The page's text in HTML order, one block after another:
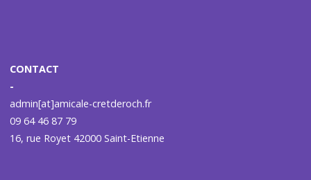
CONTACT
-
admin[at]amicale-cretderoch.fr
09 64 46 87 79
16, rue Royet 42000 Saint-Etienne